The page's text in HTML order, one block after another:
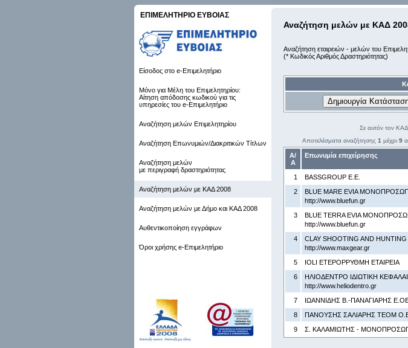
ΕΠΙΜΕΛΗΤΗΡΙΟ ΕΥΒΟΙΑΣ
Είσοδος στο e-Επιμελητήριο
Μόνο για Μέλη του Επιμελητηρίου:
Αίτηση απόδοσης κωδικού για τις
υπηρεσίες του e-Επιμελητήριο
Αναζήτηση μελών Επιμελητηρίου
Αναζήτηση Επωνυμιών/Διακριτικών Τίτλων
Αναζήτηση μελών
με περιγραφή δραστηριότητας
Αναζήτηση μελών με ΚΑΔ 2008
Αναζήτηση μελών με Δήμο και ΚΑΔ 2008
Αυθεντικοποίηση εγγράφων
Όροι χρήσης e-Επιμελητήριο
Αναζήτηση μελών με ΚΑΔ
Αναζήτηση εταιρειών - μελών του
(* Κωδικός Αριθμός Δραστηριότητας)
Σε αυτόν τον
Αποτελέσματα αναζήτησης 1 μέχρι 9
Α/
Α
Επωνυμία επιχείρησης
1
BASSGROUP Ε.Ε.
2
BLUE MARE EVIA
http://www.bluefun.gr
3
BLUE TERRA EVIA
http://www.bluefun.gr
4
CLAY SHOOTING AND
http://www.maxgear.gr
5
IOLI ΕΤΕΡΟΡΡΥΘΜΗ ΕΤΑΙΡΕΙΑ
6
ΗΛΙΟΔΕΝΤΡΟ ΙΔΙΩΤΙΚΗ
http://www.heliodentro.gr
7
ΙΩΑΝΝΙΔΗΣ Β.-ΠΑΝΑΓΙΑΡΗΣ
8
ΠΑΝΟΥΣΗΣ ΣΑΛΙΑΡΗΣ ΤΕΟΜ
9
Σ. ΚΑΛΑΜΙΩΤΗΣ -